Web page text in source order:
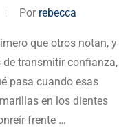
Por rebecca
que otros notan, y
transmitir confianza,
pasa cuando esas
en los dientes
frente …